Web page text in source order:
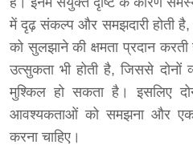
में दृढ़ संकल्प और समझदारी होती
को सुलझाने की क्षमता प्रदान
उत्सुकता भी होती है, जिससे दोनों
मुश्किल हो सकता है। इसलिए
आवश्यकताओं को समझना और एक
करना चाहिए।